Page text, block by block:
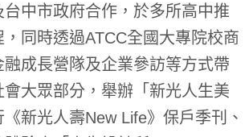
中市政府合作， 於多所高中推
同時透過ATCC全國大專院校商
融成長營隊及企業參訪等方式帶
大眾部分， 舉辦「新光人生美
新光人壽New Life》保戶季刊、